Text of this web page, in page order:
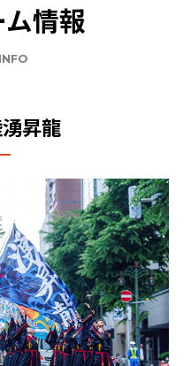
情報
昇龍